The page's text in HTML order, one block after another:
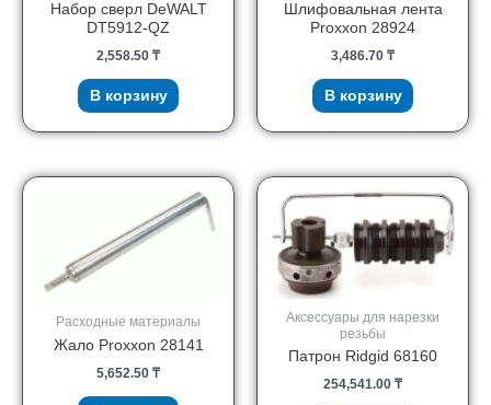
Набор сверл DeWALT
DT5912-QZ
2,558.50 ₸
В корзину
Шлифовальная лента
Proxxon 28924
3,486.70 ₸
В корзину
Расходные материалы
Жало Proxxon 28141
5,652.50 ₸
Аксессуары для нарезки
резьбы
Патрон Ridgid 68160
254,541.00 ₸